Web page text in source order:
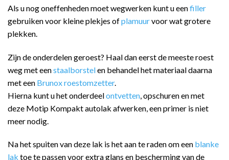
Als u nog oneffenheden moet wegwerken kunt u eenfiller
gebruiken voor kleine plekjes ofplamuurvoor wat grotere
plekken.
Zijn de onderdelen geroest? Haal dan eerst de meeste roest
weg met eenstaalborstelen behandel het materiaal daarna
met een Brunox roestomzetter.
Hierna kunt u het onderdeelontvetten , opschuren en met
deze Motip Kompakt autolak afwerken, een primer is niet
meer nodig.
Na het spuiten van deze lak is het aan te raden om een blanke
lak toe te passen voor extra glans en bescherming van de